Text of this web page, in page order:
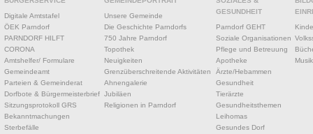
Digitale Amtstafel
ÖEK Parndorf
PARNDORF HILFT
CORONA
Amtshelfer/ Formulare
Gemeindeamt
Parteien & Gemeinderat
Dorfbote & Bürgermeisterbrief
Sitzungsprotokoll GRS
Bekanntmachungen
Sterbefälle
Unsere Gemeinde
Die Geschichte Parndorfs
750 Jahre Parndorf
Topothek
Neuigkeiten
Grenzüberschreitende Aktivitäten
Ahnengalerie
Jubiläen
Religionen in Parndorf
GESUNDHEIT
Parndorf GEHT
Soziale Organisationen
Pflege und Betreuung
Apotheke
Ärzte/Hebammen
Gesundheit
Tierärzte
Gesundheitsthemen
Leihomas
Gesundes Dorf